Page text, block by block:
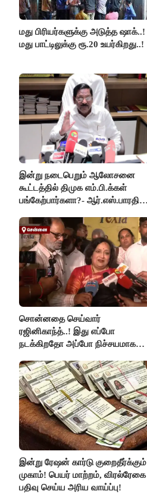
மது பிரியர்களுக்கு அடுத்த ஷாக்..!
மது பாட்டிலுக்கு ரூ.20 உயர்கிறது..!
இன்று நடைபெறும் ஆலோசனை
கூட்டத்தில் திமுக எம்.பி.க்கள்
பங்கேற்பார்களா?- ஆர்.எஸ்.பாரதி
சொன்னதை செய்வார்
ரஜினிகாந்த்..! இது எப்போ
நடக்கிறதோ அப்போ நிச்சயமாக
ரஜினிகாந்த்..!
இன்று ரேஷன் கார்டு குறைதீர்க்கும்
முகாம்! பெயர் மாற்றம், விரல்ரேகை
பதிவு செய்ய அரிய வாய்ப்பு!